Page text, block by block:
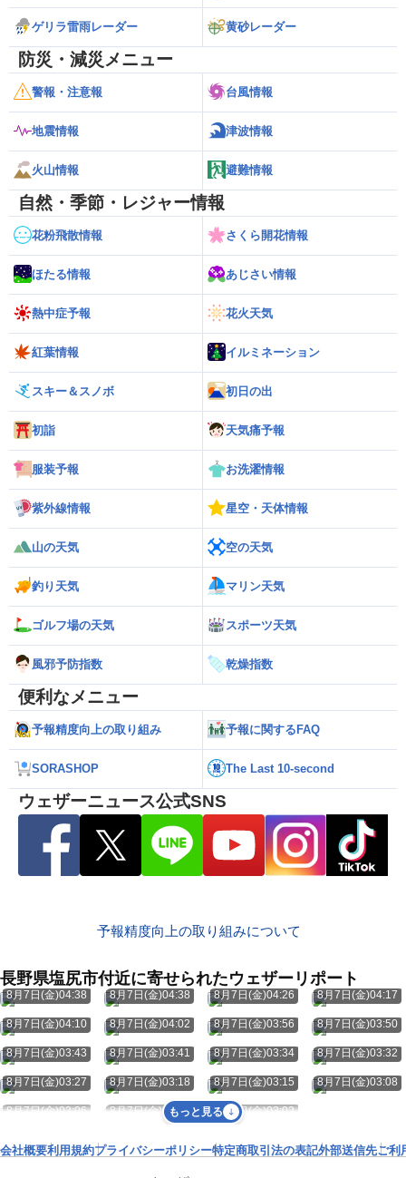
ゲリラ雷雨レーダー 黄砂レーダー
防災・減災メニュー
警報・注意報 台風情報
地震情報 津波情報
火山情報 避難情報
自然・季節・レジャー情報
花粉飛散情報 さくら開花情報
ほたる情報 あじさい情報
熱中症予報 花火天気
紅葉情報 イルミネーション
スキー＆スノボ 初日の出
初詣 天気痛予報
服装予報 お洗濯情報
紫外線情報 星空・天体情報
山の天気 空の天気
釣り天気 マリン天気
ゴルフ場の天気 スポーツ天気
風邪予防指数 乾燥指数
便利なメニュー
予報精度向上の取り組み 予報に関するFAQ
SORASHOP The Last 10-second
ウェザーニュース公式SNS
予報精度向上の取り組みについて
長野県塩尻市付近に寄せられたウェザーリポート
8月7日(金)04:38 8月7日(金)04:38 8月7日(金)04:26 8月7日(金)04:17
8月7日(金)04:10 8月7日(金)04:02 8月7日(金)03:56 8月7日(金)03:50
8月7日(金)03:43 8月7日(金)03:41 8月7日(金)03:34 8月7日(金)03:32
8月7日(金)03:27 8月7日(金)03:18 8月7日(金)03:15 8月7日(金)03:08
8月7日(金)03:06 8月7日(金)03:03 8月7日(金)03:02
もっと見る
会社概要利用規約プライバシーポリシー特定商取引法の表記外部送信先ご利